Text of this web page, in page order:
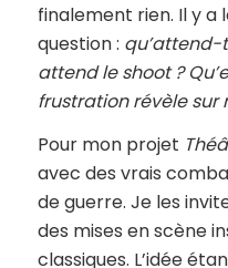
finalement rien. Il y a
question : qu’attend-
attend le shoot ?
frustration révèle sur
Pour mon projet
avec des vrais
de guerre. Je les
des mises en scène
classiques. L’idée